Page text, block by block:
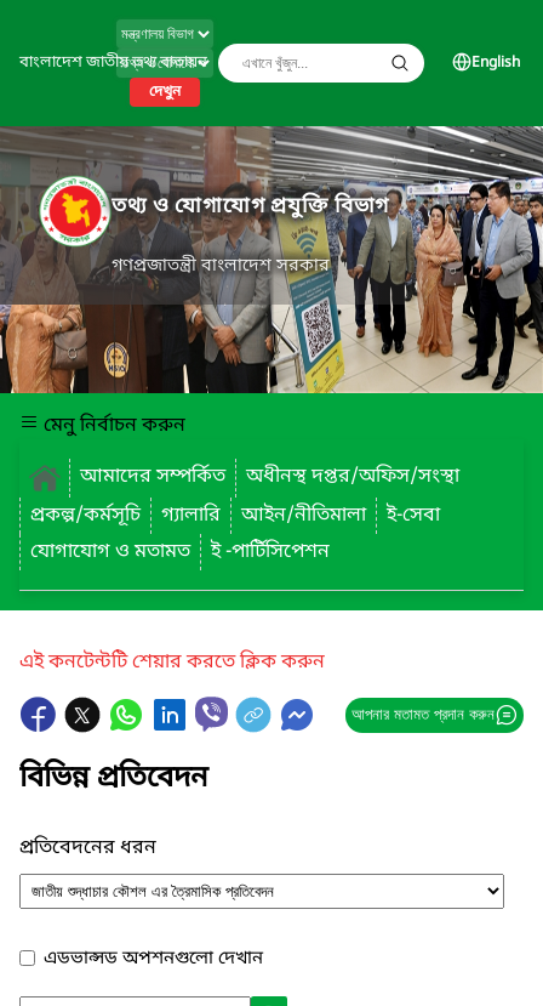
বাংলাদেশ জাতীয় তথ্য বাতায়ন
দেখুন
English
তথ্য ও যোগাযোগ প্রযুক্তি বিভাগ
গণপ্রজাতন্ত্রী বাংলাদেশ সরকার
মেনু নির্বাচন করুন
আমাদের সম্পর্কিত
অধীনস্থ দপ্তর/অফিস/সংস্থা
প্রকল্প/কর্মসূচি
গ্যালারি আইন/নীতিমালা
ই-সেবা
যোগাযোগ ও মতামত
ই -পার্টিসিপেশন
এই কনটেন্টটি শেয়ার করতে ক্লিক করুন
আপনার মতামত প্রদান করুন
বিভিন্ন প্রতিবেদন
প্রতিবেদনের ধরন
এডভান্সড অপশনগুলো দেখান